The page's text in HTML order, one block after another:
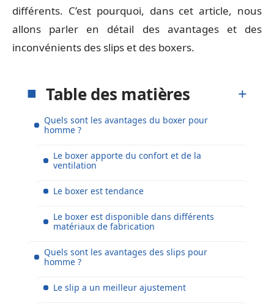
différents. C’est pourquoi, dans cet article, nous
allons parler en détail des avantages et des
inconvénients des slips et des boxers.
Table des matières
Quels sont les avantages du boxer pour
homme ?
Le boxer apporte du confort et de la
ventilation
Le boxer est tendance
Le boxer est disponible dans différents
matériaux de fabrication
Quels sont les avantages des slips pour
homme ?
Le slip a un meilleur ajustement